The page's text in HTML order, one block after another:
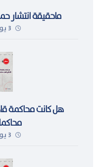
ماحقيقة انتشار
3 يونيو، 2026
هل كانت محاكمة
3 يونيو، 2026